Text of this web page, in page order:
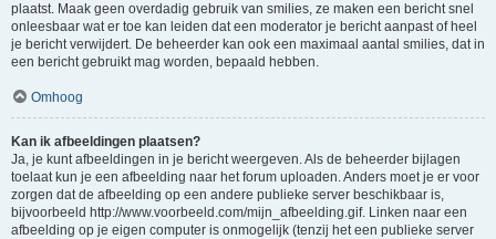
plaatst. Maak geen overdadig gebruik van smilies, ze maken een bericht snel
onleesbaar wat er toe kan leiden dat een moderator je bericht aanpast of heel
je bericht verwijdert. De beheerder kan ook een maximaal aantal smilies, dat in
een bericht gebruikt mag worden, bepaald hebben.
Omhoog
Kan ik afbeeldingen plaatsen?
Ja, je kunt afbeeldingen in je bericht weergeven. Als de beheerder bijlagen
toelaat kun je een afbeelding naar het forum uploaden. Anders moet je er voor
zorgen dat de afbeelding op een andere publieke server beschikbaar is,
bijvoorbeeld http://www.voorbeeld.com/mijn_afbeelding.gif. Linken naar een
afbeelding op je eigen computer is onmogelijk (tenzij het een publieke server